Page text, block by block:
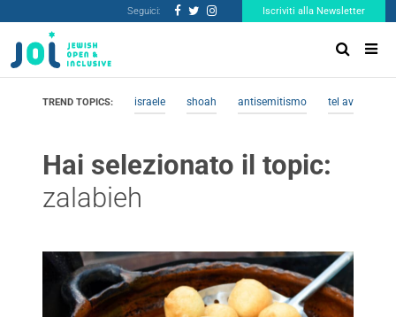
Seguici: Iscriviti alla Newsletter
TREND TOPICS: israele shoah antisemitismo tel aviv
Hai selezionato il topic:
zalabieh